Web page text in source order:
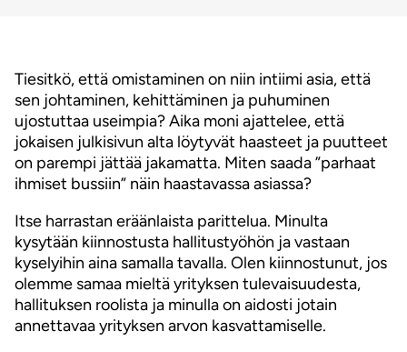
Tiesitkö, että omistaminen on niin intiimi asia, että
sen johtaminen, kehittäminen ja puhuminen
ujostuttaa useimpia? Aika moni ajattelee, että
jokaisen julkisivun alta löytyvät haasteet ja puutteet
on parempi jättää jakamatta. Miten saada ”parhaat
ihmiset bussiin” näin haastavassa asiassa?
Itse harrastan eräänlaista parittelua. Minulta
kysytään kiinnostusta hallitustyöhön ja vastaan
kyselyihin aina samalla tavalla. Olen kiinnostunut, jos
olemme samaa mieltä yrityksen tulevaisuudesta,
hallituksen roolista ja minulla on aidosti jotain
annettavaa yrityksen arvon kasvattamiselle.